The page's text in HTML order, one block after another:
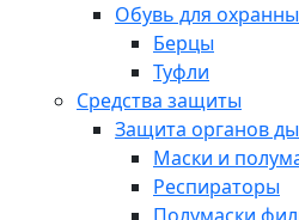
Обувь для
Берцы
Туфли
Средства защиты
Защита органов
Маски и
Респираторы